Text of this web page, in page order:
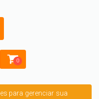
0
para gerenciar sua